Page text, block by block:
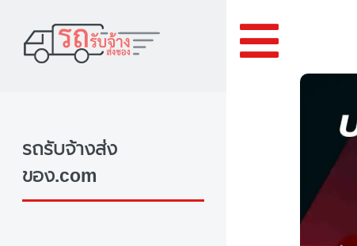
รถรับจ้างส่ง
ของ.com